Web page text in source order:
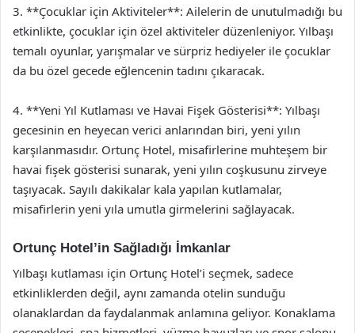
3. **Çocuklar için Aktiviteler**: Ailelerin de unutulmadığı bu
etkinlikte, çocuklar için özel aktiviteler düzenleniyor. Yılbaşı
temalı oyunlar, yarışmalar ve sürpriz hediyeler ile çocuklar
da bu özel gecede eğlencenin tadını çıkaracak.
4. **Yeni Yıl Kutlaması ve Havai Fişek Gösterisi**: Yılbaşı
gecesinin en heyecan verici anlarından biri, yeni yılın
karşılanmasıdır. Ortunç Hotel, misafirlerine muhteşem bir
havai fişek gösterisi sunarak, yeni yılın coşkusunu zirveye
taşıyacak. Sayılı dakikalar kala yapılan kutlamalar,
misafirlerin yeni yıla umutla girmelerini sağlayacak.
Ortunç Hotel’in Sağladığı İmkanlar
Yılbaşı kutlaması için Ortunç Hotel’i seçmek, sadece
etkinliklerden değil, aynı zamanda otelin sunduğu
olanaklardan da faydalanmak anlamına geliyor. Konaklama